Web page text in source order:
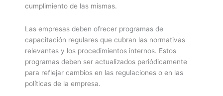
cumplimiento de las mismas.
Las empresas deben ofrecer programas de
capacitación regulares que cubran las normativas
relevantes y los procedimientos internos. Estos
programas deben ser actualizados periódicamente
para reflejar cambios en las regulaciones o en las
políticas de la empresa.